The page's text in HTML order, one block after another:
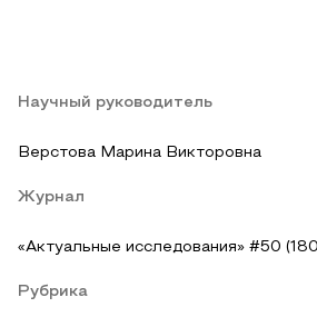
Научный руководитель
Верстова Марина Викторовна
Журнал
«Актуальные исследования» #50
Рубрика